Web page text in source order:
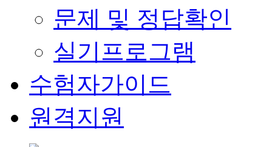
문제 및 정답확인
실기프로그램
수험자가이드
원격지원